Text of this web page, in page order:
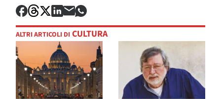
ALTRI ARTICOLI DI CULTURA